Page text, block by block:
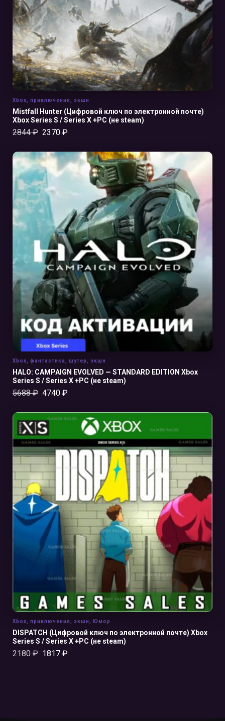
Mistfall Hunter (Цифровой ключ по электронной почте)
Xbox Series S / Series X +PC (не steam)
2844₽ 2370 ₽
Xbox приключения экшн
В КОРЗИНУ
HALO: CAMPAIGN EVOLVED — STANDARD EDITION Xbox
Series S / Series X +PC (не steam)
5688₽ 4740 ₽
Xbox фантастика шутер экшн
В КОРЗИНУ
DISPATCH (Цифровой ключ по электронной почте) Xbox
Series S / Series X +PC (не steam)
2180₽ 1817 ₽
Xbox приключения экшн Юмор